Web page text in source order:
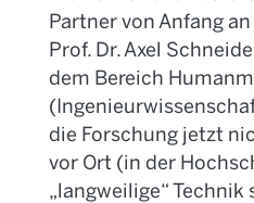
Partner von Anfang
Prof. Dr. Axel
dem Bereich
die Forschung jetzt
vor Ort (in der
„langweilige“